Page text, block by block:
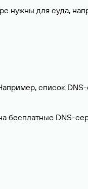
нужны для суда,
список
бесплатные DNS-